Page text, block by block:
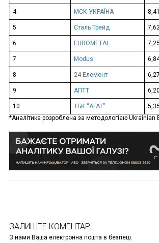
4 МСК УКРАЇНА
5 Сталь Трейд
6 EUROMETAL
7 Modus
8 24 Елемент
9 АПТТ
10 ТБК “АГАТ”
*Аналітика розроблена за методологією Ukrainian
ЗАЛИШТЕ КОМЕНТАР:
З нами Ваша електронна пошта в безпеці.